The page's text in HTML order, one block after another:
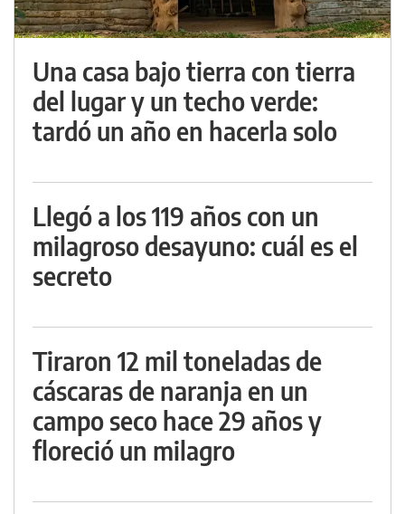
Una casa bajo tierra con tierra
del lugar y un techo verde:
tardó un año en hacerla solo
Llegó a los 119 años con un
milagroso desayuno: cuál es el
secreto
Tiraron 12 mil toneladas de
cáscaras de naranja en un
campo seco hace 29 años y
floreció un milagro